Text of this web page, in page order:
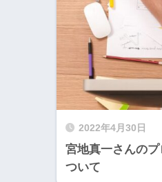
2022年4月30日
宮地真一さんの
ついて